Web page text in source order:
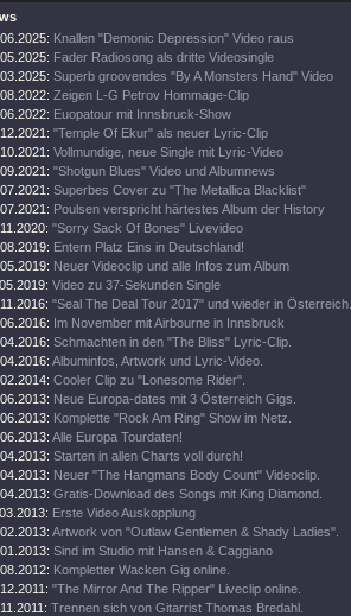
Knallen "Demonic Depression" Video raus
Fader Radiosong als dritte Videosingle
Superb groovendes "By A Monsters Hand" Video
Zeigen L-G Petrov Hommage-Clip
Euopatour mit Innsbruck-Show
"Temple Of Ekur" als neuer Lyric-Clip
Vollmundige, neue Single mit Lyric-Video
"Shotgun Blues" Video und Albumnews
Superbes Cover zu "The Metallica Blacklist"
Poulsen verspricht härtestes Album der History
"Sorry Sack Of Bones" Livevideo
Entern Platz Eins in Deutschland!
Neuer Videoclip und alle Infos zum Album
Video zu 37-Sekunden Single
"Seal The Deal Tour 2017" und wieder in Österreich.
Im November mit Airbourne in Innsbruck
Schmachten in den "The Bliss" Lyric-Clip.
Albuminfos, Artwork und Lyric-Video.
Cooler Clip zu "Lonesome Rider".
Neue Europa-dates mit 3 Österreich Gigs.
Komplette "Rock Am Ring" Show im Netz.
Alle Europa Tourdaten!
Starten in allen Charts voll durch!
Neuer "The Hangmans Body Count" Videoclip.
Gratis-Download des Songs mit King Diamond.
Erste Video Auskopplung
Artwork von "Outlaw Gentlemen & Shady Ladies".
Sind im Studio mit Hansen & Caggiano
Kompletter Wacken Gig online.
"The Mirror And The Ripper" Liveclip online.
Trennen sich von Gitarrist Thomas Bredahl.